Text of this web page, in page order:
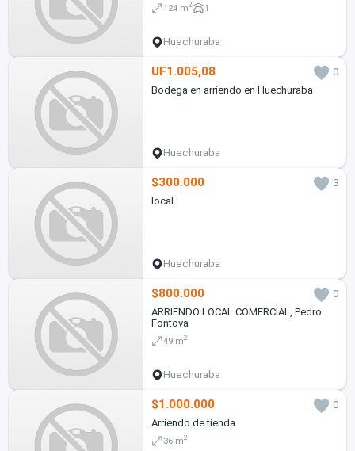
124 m2 1
Huechuraba
UF1.005,08
0
Bodega en arriendo en Huechuraba
Huechuraba
$300.000
3
local
Huechuraba
$800.000
0
ARRIENDO LOCAL COMERCIAL, Pedro
Fontova
49 m2
Huechuraba
$1.000.000
0
Arriendo de tienda
36 m2